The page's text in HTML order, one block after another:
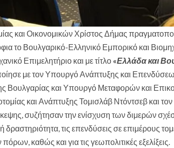
και Οικονομικών Χρίστος Δήμας
το Βουλγαρικό-Ελληνικό Εμπορικό και
Επιμελητήριο και με τίτλο «Ελλάδα και
με τον Υπουργό Ανάπτυξης και
Βουλγαρίας και Υπουργό Μεταφορών και
και Ανάπτυξης Τομισλάβ Ντόντσεβ και
συζήτησαν την ενίσχυση των διμερών
δραστηριότητα, τις επενδύσεις σε επιμέρους
καθώς και για τις γεωπολιτικές εξελίξεις.